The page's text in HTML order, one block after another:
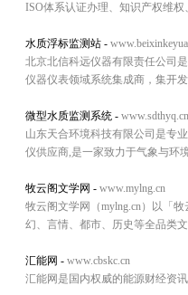
ISO体系认证办理、知识产权维
水质浮标监测站 -
北京北信科远仪器有限责任公司
仪器仪表领域系统集成商，集开
微型水质监测系统 - www.sdthyq.cn
山东天合环境科技有限公司是专
仪供应商,是一家致力于气象与环
牧云阁文学网 - www.mylng.cn
牧云阁文学网（mylng.cn）以「
幻、言情、都市、历史等全品类
汇能网 - www.cbskc.cn
汇能网是国内权威的能源财经资